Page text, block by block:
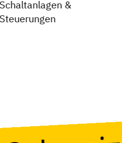
Schaltanlagen &
Steuerungen